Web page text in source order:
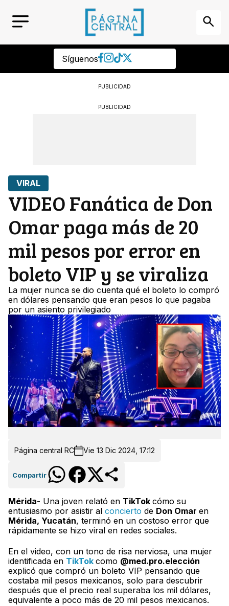
Síguenos
PUBLICIDAD
PUBLICIDAD
VIRAL
VIDEO Fanática de Don
Omar paga más de 20
mil pesos por error en
boleto VIP y se viraliza
La mujer nunca se dio cuenta qué el boleto lo compró
en dólares pensando que eran pesos lo que pagaba
por un asiento privilegiado
Página central RC Vie 13 Dic 2024, 17:12
Compartir
Mérida- Una joven relató en TikTok cómo su
entusiasmo por asistir al concierto de Don Omar en
Mérida, Yucatán, terminó en un costoso error que
rápidamente se hizo viral en redes sociales.
En el video, con un tono de risa nerviosa, una mujer
identificada en TikTok como @med.pro.elección
explicó que compró un boleto VIP pensando que
costaba mil pesos mexicanos, solo para descubrir
después que el precio real superaba los mil dólares,
equivalente a poco más de 20 mil pesos mexicanos.